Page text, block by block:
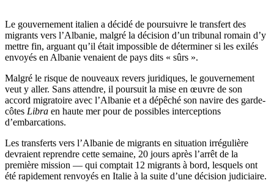
Le gouvernement italien a décidé de poursuivre le transfert des
migrants vers l’Albanie, malgré la décision d’un tribunal romain d’y
mettre fin, arguant qu’il était impossible de déterminer si les exilés
envoyés en Albanie venaient de pays dits « sûrs ».
Malgré le risque de nouveaux revers juridiques, le gouvernement
veut y aller. Sans attendre, il poursuit la mise en œuvre de son
accord migratoire avec l’Albanie et a dépêché son navire des garde-
côtes Libra en haute mer pour de possibles interceptions
d’embarcations.
Les transferts vers l’Albanie de migrants en situation irrégulière
devraient reprendre cette semaine, 20 jours après l’arrêt de la
première mission — qui comptait 12 migrants à bord, lesquels ont
été rapidement renvoyés en Italie à la suite d’une décision judiciaire.